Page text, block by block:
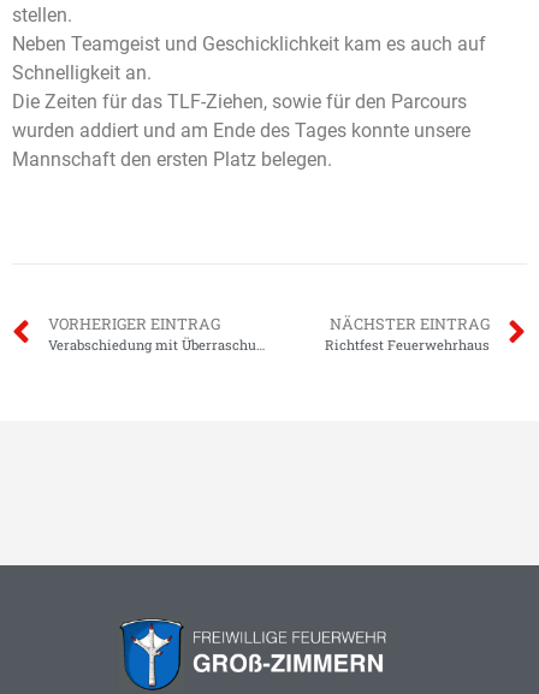
stellen.
Neben Teamgeist und Geschicklichkeit kam es auch auf
Schnelligkeit an.
Die Zeiten für das TLF-Ziehen, sowie für den Parcours
wurden addiert und am Ende des Tages konnte unsere
Mannschaft den ersten Platz belegen.
VORHERIGER EINTRAG NÄCHSTER EINTRAG
Richtfest Feuerwehrhaus